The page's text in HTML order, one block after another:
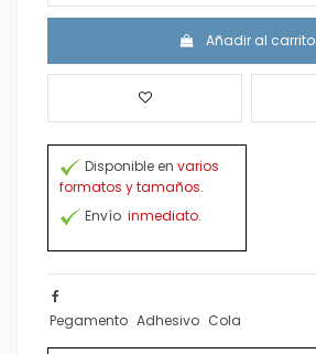
Añadir al carrito
Disponible en varios
formatos y tamaños.
Envío inmediato.
Pegamento Adhesivo Cola